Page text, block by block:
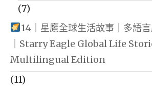
(7)
14｜星鷹全球生活故事｜多語
｜Starry Eagle Global Life
Multilingual Edition
(11)